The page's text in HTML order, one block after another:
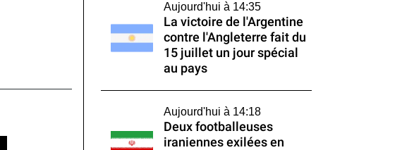
Aujourd'hui à 14:35
La victoire de l'Argentine
contre l'Angleterre fait du
15 juillet un jour spécial
au pays
Aujourd'hui à 14:18
Deux footballeuses
iraniennes exilées en